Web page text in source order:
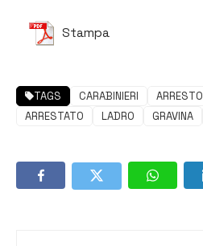
Stampa
TAGS CARABINIERI ARRESTO
ARRESTATO
LADRO GRAVINA